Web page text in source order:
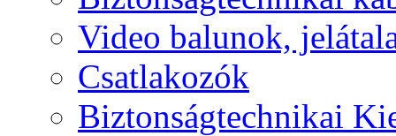
Video balunok,
Csatlakozók
Biztonságtechnikai